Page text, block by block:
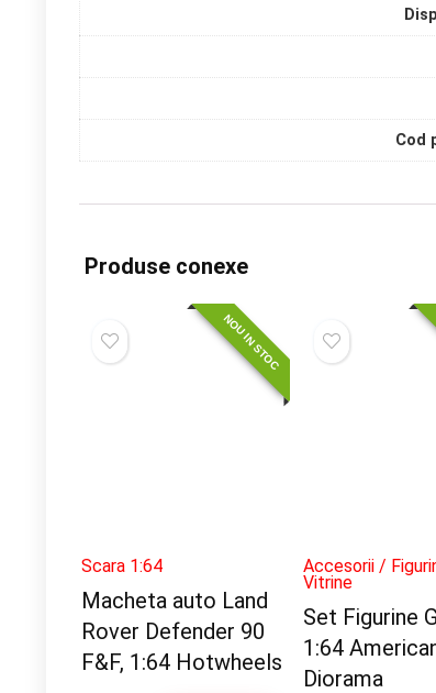
Cod
Produse conexe
NOU IN STOC
Scara 1:64
Macheta auto Land
Rover Defender 90
F&F, 1:64 Hotwheels
Accesorii /
Vitrine
Set Figurine
1:64
Diorama